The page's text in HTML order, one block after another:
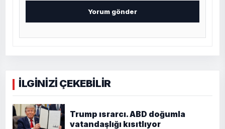
İLGİNİZİ ÇEKEBİLİR
Trump ısrarcı. ABD doğumla
vatandaşlığı kısıtlıyor